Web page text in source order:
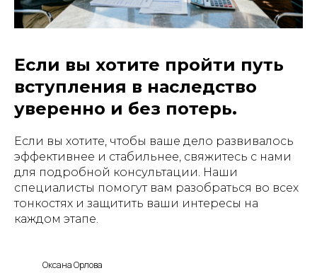
Если вы хотите пройти путь
вступления в наследство
уверенно и без потерь.
Если вы хотите, чтобы ваше дело развивалось
эффективнее и стабильнее, свяжитесь с нами
для подробной консультации. Наши
специалисты помогут вам разобраться во всех
тонкостях и защитить ваши интересы на
каждом этапе.
Оксана Орлова